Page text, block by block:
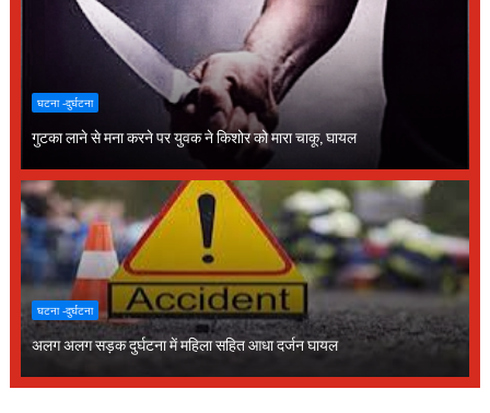
घटना -दुर्घटना
गुटका लाने से मना करने पर युवक ने किशोर को मारा चाकू, घायल
घटना -दुर्घटना
अलग अलग सड़क दुर्घटना में महिला सहित आधा दर्जन घायल